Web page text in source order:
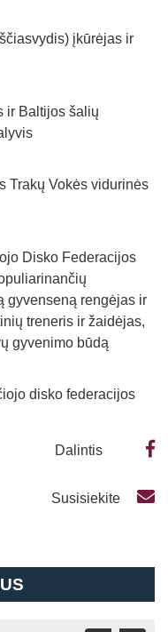
įkūrėjas ir
ir Baltijos šalių
Trakų Vokės vidurinės
Disko Federacijos
gyvenseną rengėjas ir
treneris ir žaidėjas,
gyvenimo būdą
disko federacijos
Dalintis
Susisiekite